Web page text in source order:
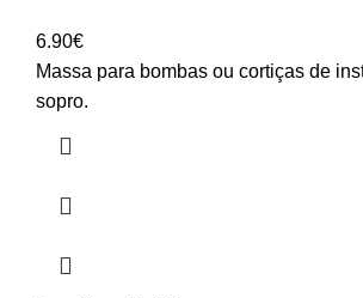
6.90€
Massa para bombas ou cortiças de
sopro.